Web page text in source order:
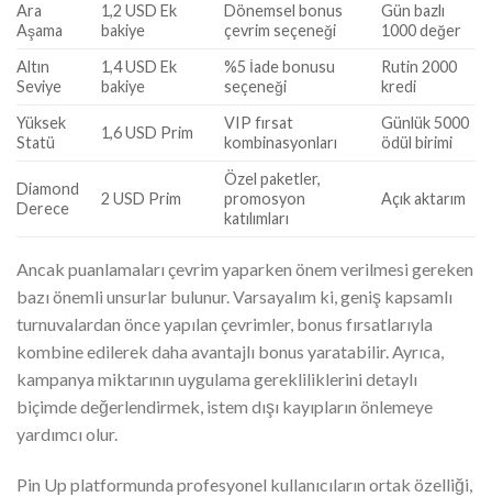
Ara
Aşama
1,2 USD Ek
bakiye
Dönemsel bonus
çevrim seçeneği
Gün bazlı
1000 değer
Altın
Seviye
1,4 USD Ek
bakiye
%5 İade bonusu
seçeneği
Rutin 2000
kredi
Yüksek
Statü
1,6 USD Prim
VIP fırsat
kombinasyonları
Günlük 5000
ödül birimi
Diamond
Derece
2 USD Prim
Özel paketler,
promosyon
katılımları
Açık aktarım
Ancak puanlamaları çevrim yaparken önem verilmesi gereken
bazı önemli unsurlar bulunur. Varsayalım ki, geniş kapsamlı
turnuvalardan önce yapılan çevrimler, bonus fırsatlarıyla
kombine edilerek daha avantajlı bonus yaratabilir. Ayrıca,
kampanya miktarının uygulama gerekliliklerini detaylı
biçimde değerlendirmek, istem dışı kayıpların önlemeye
yardımcı olur.
Pin Up platformunda profesyonel kullanıcıların ortak özelliği,